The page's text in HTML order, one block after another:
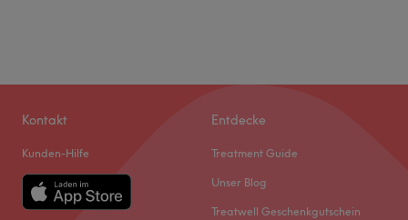
Kontakt
Kunden-Hilfe
Entdecke
Treatment Guide
Unser Blog
Treatwell Geschenkgutschein